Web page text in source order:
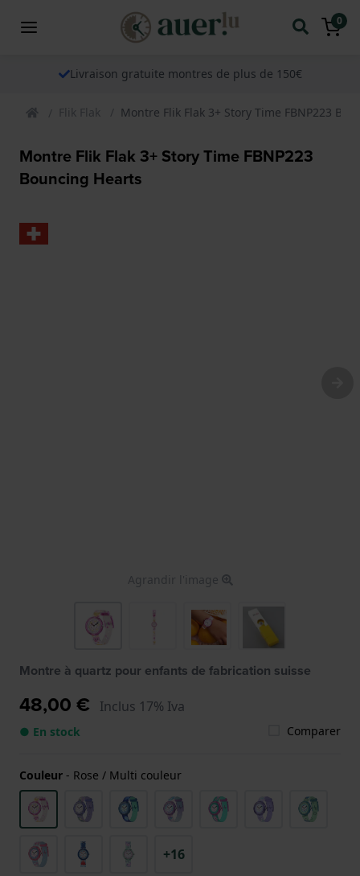
0
Livraison gratuite montres de plus de 150€
Flik Flak Montre Flik Flak 3+ Story Time FBNP223
Montre Flik Flak 3+ Story Time FBNP223
Bouncing Hearts
Agrandir l'image
Montre à quartz pour enfants de fabrication suisse
48,00 € Inclus 17% Iva
● En stock Comparer
Couleur - Rose / Multi couleur
+16